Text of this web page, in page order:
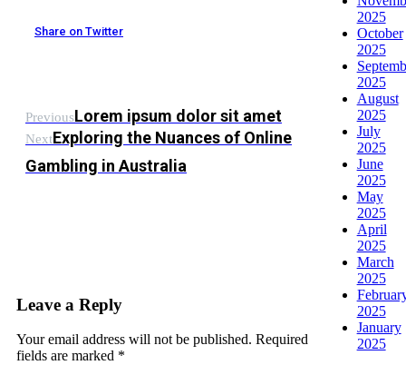
Share on Twitter
PreviousLorem ipsum dolor sit amet
NextExploring the Nuances of Online
Gambling in Australia
Leave a Reply
Your email address will not be published. Required
fields are marked *
2025
October
2025
2025
August
2025
July
2025
June
2025
May
2025
April
2025
March
2025
2025
January
2025